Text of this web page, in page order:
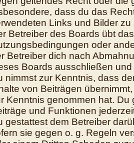
dass du das
Links und Bilder
Betreiber des Boards übt
oder
Betreiber dich nach
Boards ausschließen
nimmst zur Kenntnis, dass
von Beiträgen
Kenntnis genommen hat.
und Funktionen
gestattest dem Betreiber
sie gegen o. g. Regeln